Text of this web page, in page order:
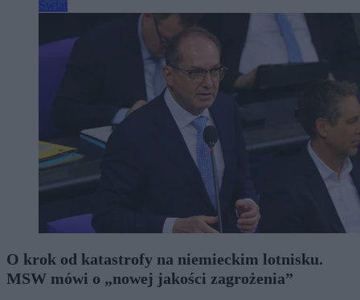
O krok od katastrofy na niemieckim lotnisku.
MSW mówi o „nowej jakości zagrożenia”